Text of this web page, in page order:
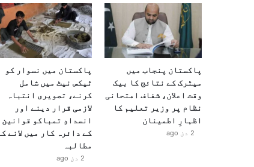
پاکستان پنجاب میں
میٹرک کے نتائج کا بیک
وقت اعلان، شفاف امتحانی
نظام پر وزیر تعلیم کا
اظہارِ اطمینان
2 دن ago
پاکستان میں نسوار کو
ٹیکس نیٹ میں شامل
کرنے، تصویری انتباہ
لازمی قرار دینے اور
انسدادِ تمباکو قوانین
کے دائرہ کار میں لانے
مطالبہ
2 دن ago